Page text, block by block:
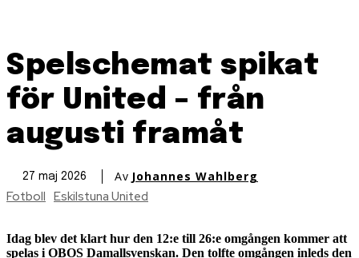
Spelschemat spikat
för United – från
augusti framåt
27 maj 2026 Av Johannes Wahlberg
Fotboll Eskilstuna United
Idag blev det klart hur den 12:e till 26:e omgången kommer att
spelas i OBOS Damallsvenskan. Den tolfte omgången inleds den